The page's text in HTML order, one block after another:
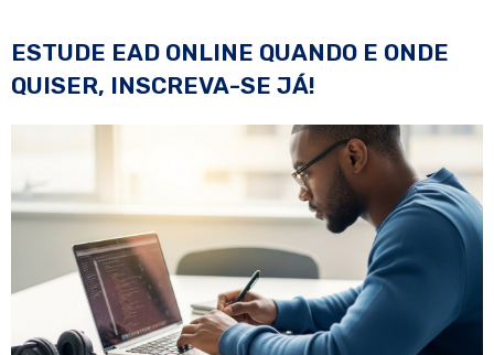
ESTUDE EAD ONLINE QUANDO E ONDE
QUISER, INSCREVA-SE JÁ!